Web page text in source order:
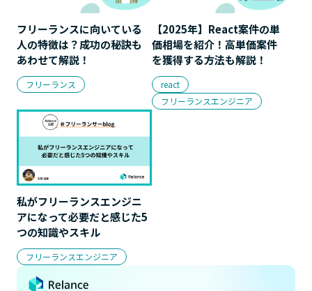
フリーランスに向いている
人の特徴は？成功の秘訣も
あわせて解説！
フリーランス
【2025年】React案件の単
価相場を紹介！高単価案件
を獲得する方法も解説！
react
フリーランスエンジニア
私がフリーランスエンジニ
アになって必要だと感じた5
つの知識やスキル
フリーランスエンジニア